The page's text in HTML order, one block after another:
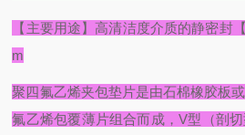
【主要用途】高清洁度介质的静密封
m
聚四氟乙烯夹包垫片是由石棉橡胶板
氟乙烯包覆薄片组合而成，V型（剖